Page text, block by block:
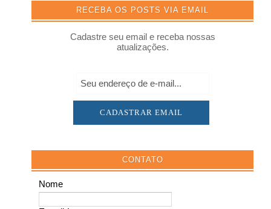
RECEBA OS POSTS VIA EMAIL
Cadastre seu email e receba nossas
atualizações.
CONTATO
Nome